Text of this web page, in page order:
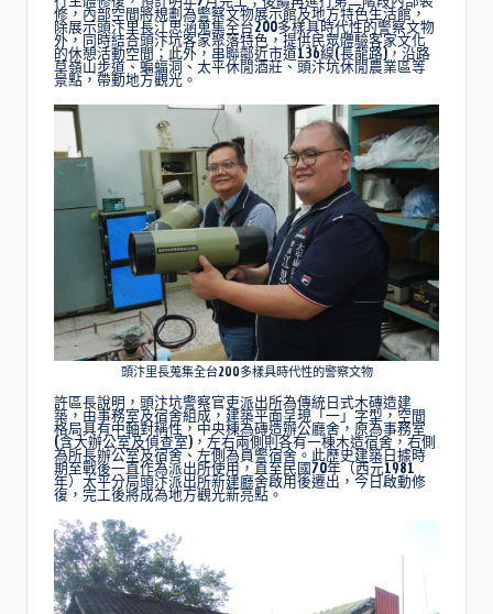
修，內部空間將規劃為警察文物展示館及地方特色生活館，
除展示頭汴里長江思涵蒐集全台200多樣具時代性的警察文物
外，同時結合頭汴坑客家聚落特色，提供民眾體驗客家文化
的休憩活動空間；此外，串聯鄰近市道136線(長龍路)，沿路
草嶺山步道、蝙蝠洞、太平休閒酒莊、頭汴坑休閒農業區等
景點，帶動地方觀光。
頭汴里長蒐集全台200多樣具時代性的警察文物
許區長說明，頭汴坑警察官吏派出所為傳統日式木磚造建
築，由事務室及宿舍組成，建築平面呈現「一」字型，空間
格局具有中軸對稱性，中央棟為磚造辦公廳舍，原為事務室
(含大辦公室及偵查室)，左右兩側則各有一棟木造宿舍，右側
為所長辦公室及宿舍、左側為員警宿舍。此歷史建築日據時
期至戰後一直作為派出所使用，直至民國70年（西元1981
年）太平分局頭汴派出所新建廳舍啟用後遷出，今日啟動修
復，完工後將成為地方觀光新亮點。